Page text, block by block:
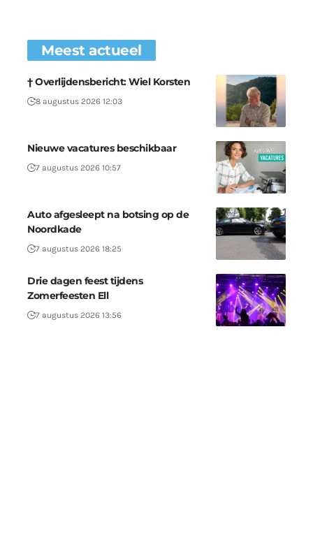
Meest actueel
† Overlijdensbericht: Wiel Korsten
8 augustus 2026 12:03
Nieuwe vacatures beschikbaar
7 augustus 2026 10:57
Auto afgesleept na botsing op de
Noordkade
7 augustus 2026 18:25
Drie dagen feest tijdens
Zomerfeesten Ell
7 augustus 2026 13:56